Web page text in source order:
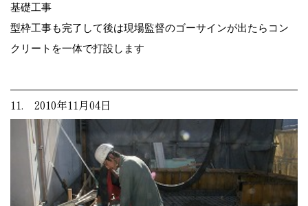
基礎工事
型枠工事も完了して後は現場監督のゴーサインが出たらコン
クリートを一体で打設します
11. 2010年11月04日